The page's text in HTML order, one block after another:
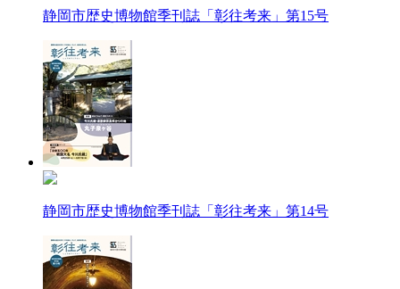
静岡市歴史博物館季刊誌「彰往考来」第15号
静岡市歴史博物館季刊誌「彰往考来」第14号